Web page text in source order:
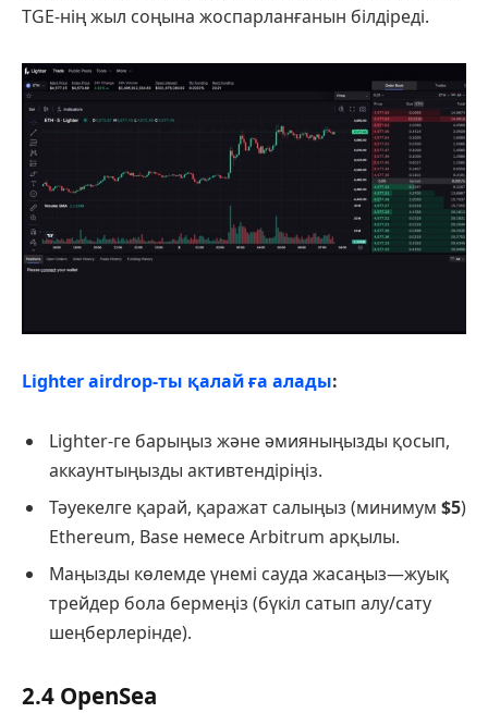
TGE-нің жыл соңына жоспарланғанын білдіреді.
Lighter аirdrop-ты қалай ға алады:
Lighter-ге барыңыз және әмияныңызды қосып,
аккаунтыңызды активтендіріңіз.
Тәуекелге қарай, қаражат салыңыз (минимум $5)
Ethereum, Base немесе Arbitrum арқылы.
Маңызды көлемде үнемі сауда жасаңыз—жуық
трейдер бола бермеңіз (бүкіл сатып алу/сату
шеңберлерінде).
2.4 OpenSea